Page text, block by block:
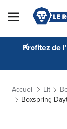
Skip to Content
Profitez de
Accueil Lit
Boxspring